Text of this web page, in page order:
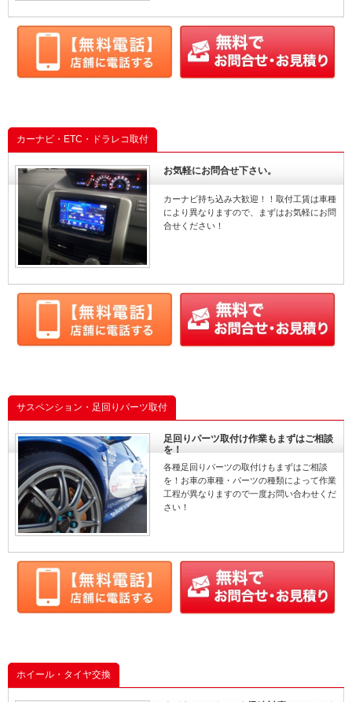
カーナビ・ETC・ドラレコ取付
お気軽にお問合せ下さい。
カーナビ持ち込み大歓迎！！取付工賃は車種
により異なりますので、まずはお気軽にお問
合せください！
サスペンション・足回りパーツ取付
足回りパーツ取付け作業もまずはご相談
を！
各種足回りパーツの取付けもまずはご相談
を！お車の車種・パーツの種類によって作業
工程が異なりますので一度お問い合わせくだ
さい！
ホイール・タイヤ交換